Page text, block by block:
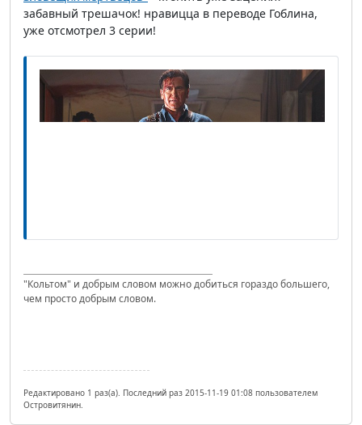
забавный трешачок! нравицца в переводе Гоблина,
уже отсмотрел 3 серии!
"Кольтом" и добрым словом можно добиться гораздо большего,
чем просто добрым словом.
Редактировано 1 раз(а). Последний раз 2015-11-19 01:08 пользователем
Островитянин.